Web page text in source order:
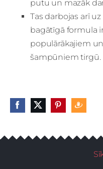
putu un mazāk
Tas darbojas arī
bagātīgā formula
populārākajiem
šampūniem tirgū.